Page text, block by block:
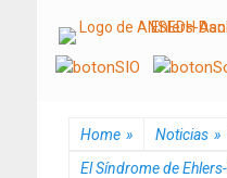
Asociación Nacional del
Home » Noticias »
El Síndrome de